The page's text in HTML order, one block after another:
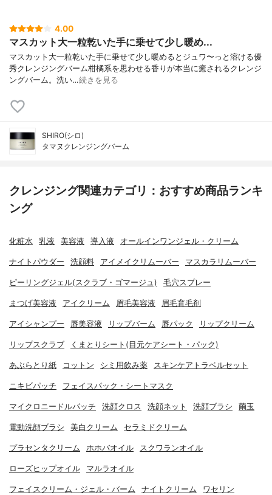
4.00
マスカット大一粒乾いた手に乗せて少し暖め...
マスカット大一粒乾いた手に乗せて少し暖めるとジュワ〜っと溶ける優
秀クレンジングバーム柑橘系を思わせる香りが本当に癒されるクレンジ
ングバーム。洗い…続きを見る
SHIRO(シロ)
タマヌクレンジングバーム
クレンジング関連カテゴリ：おすすめ商品ランキ
ング
化粧水 乳液 美容液 導入液 オールインワンジェル・クリーム
ナイトパウダー 洗顔料 アイメイクリムーバー マスカラリムーバー
ピーリングジェル(スクラブ・ゴマージュ) 毛穴スプレー
まつげ美容液 アイクリーム 眉毛美容液 眉毛育毛剤
アイシャンプー 唇美容液 リップバーム 唇パック リップクリーム
リップスクラブ くまとりシート(目元ケアシート・パック)
あぶらとり紙 コットン シミ用飲み薬 スキンケアトラベルセット
ニキビパッチ フェイスパック・シートマスク
マイクロニードルパッチ 洗顔クロス 洗顔ネット 洗顔ブラシ 繭玉
電動洗顔ブラシ 美白クリーム セラミドクリーム
プラセンタクリーム ホホバオイル スクワランオイル
ローズヒップオイル マルラオイル
フェイスクリーム・ジェル・バーム ナイトクリーム ワセリン